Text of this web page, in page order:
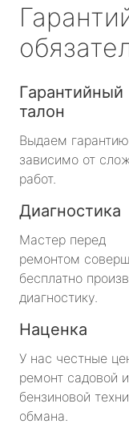
Гарантийный
талон
Выдаем
зависимо от
работ.
Диагностика
Мастер перед
ремонтом
бесплатно
диагностику.
Наценка
У нас честные
ремонт садовой и
бензиновой
обмана.